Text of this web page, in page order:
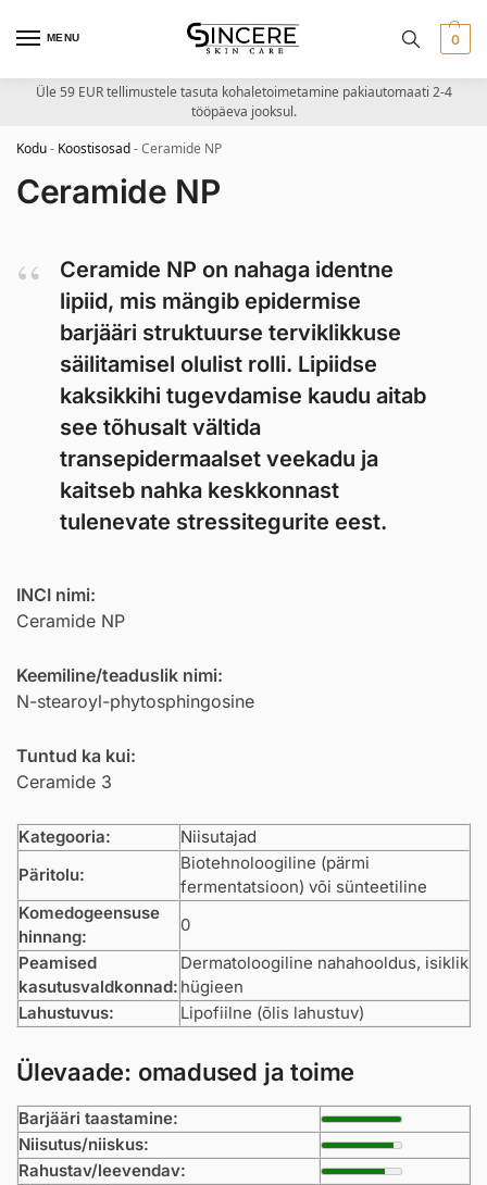
MENU 0
Üle 59 EUR tellimustele tasuta kohaletoimetamine pakiautomaati 2-4
tööpäeva jooksul.
Kodu- Koostisosad-Ceramide NP
Ceramide NP
Ceramide NP on nahaga identne
lipiid, mis mängib epidermise
barjääri struktuurse terviklikkuse
säilitamisel olulist rolli. Lipiidse
kaksikkihi tugevdamise kaudu aitab
see tõhusalt vältida
transepidermaalset veekadu ja
kaitseb nahka keskkonnast
tulenevate stressitegurite eest.
INCI nimi:
Ceramide NP
Keemiline/teaduslik nimi:
N-stearoyl-phytosphingosine
Tuntud ka kui:
Ceramide 3
Kategooria:
Niisutajad
Päritolu:
Biotehnoloogiline (pärmi
fermentatsioon) või sünteetiline
Komedogeensuse
hinnang:
0
Peamised
kasutusvaldkonnad:
Dermatoloogiline nahahooldus, isiklik
hügieen
Lahustuvus:
Lipofiilne (õlis lahustuv)
Ülevaade: omadused ja toime
Barjääri taastamine:
Niisutus/niiskus:
Rahustav/leevendav: